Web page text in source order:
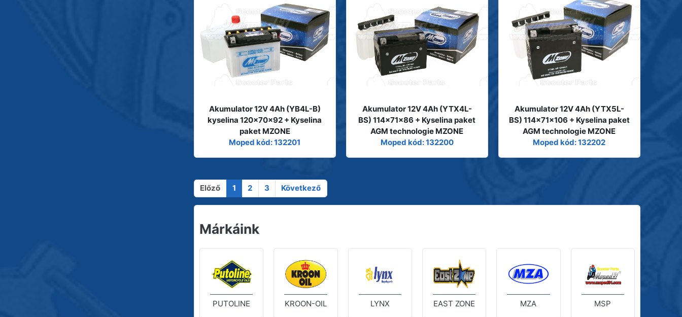
Akumulator 12V 4Ah (YB4L-B)
kyselina 120x70x92 + Kyselina
paket MZONE
Moped kód: 132201
Akumulator 12V 4Ah (YTX4L-
BS) 114x71x86 + Kyselina paket
AGM technologie MZONE
Moped kód: 132200
Akumulator 12V 4Ah (YTX5L-
BS) 114x71x106 + Kyselina paket
AGM technologie MZONE
Moped kód: 132202
Előző 1 2 3 Következő
Márkáink
PUTOLINE KROON-OIL LYNX EAST ZONE MZA MSP